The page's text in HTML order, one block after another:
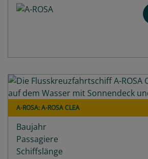
A-ROSA: A-ROSA CLEA
Baujahr
Passagiere
Schiffslänge